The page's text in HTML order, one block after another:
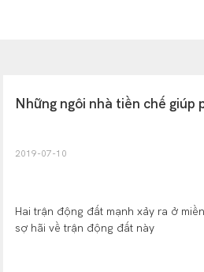
Những ngôi nhà tiền chế giúp
2019-07-10
Hai trận động đất mạnh xảy ra ở
sợ hãi về trận động đất này